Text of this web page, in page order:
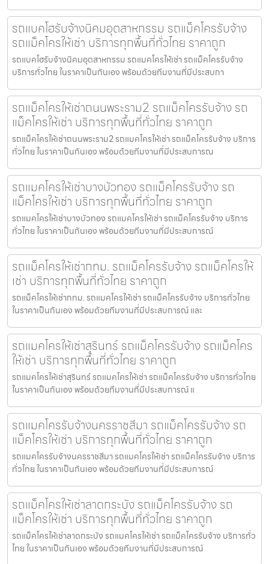
รถแบคโฮรับจ้างนิคมอุตสาหกรรม รถแม็คโครรับจ้าง
รถแม็คโครให้เช่า บริการทุกพื้นที่ทั่วไทย ราคาถูก
รถแบคโฮรับจ้างนิคมอุตสาหกรรม รถแมคโครให้เช่า รถแม็คโครรับจ้าง
บริการทั่วไทย ในราคาเป็นกันเอง พร้อมด้วยทีมงานที่มีประสบกา
รถแม็คโครให้เช่าถนนพระราม2 รถแม็คโครรับจ้าง รถ
แม็คโครให้เช่า บริการทุกพื้นที่ทั่วไทย ราคาถูก
รถแม็คโครให้เช่าถนนพระราม2 รถแมคโครให้เช่า รถแม็คโครรับจ้าง บริการ
ทั่วไทย ในราคาเป็นกันเอง พร้อมด้วยทีมงานที่มีประสบการณ
รถแมคโครให้เช่าบางบัวทอง รถแม็คโครรับจ้าง รถ
แม็คโครให้เช่า บริการทุกพื้นที่ทั่วไทย ราคาถูก
รถแมคโครให้เช่าบางบัวทอง รถแมคโครให้เช่า รถแม็คโครรับจ้าง บริการ
ทั่วไทย ในราคาเป็นกันเอง พร้อมด้วยทีมงานที่มีประสบการณ์
รถแม็คโครให้เช่ากทม. รถแม็คโครรับจ้าง รถแม็คโครให้
เช่า บริการทุกพื้นที่ทั่วไทย ราคาถูก
รถแม็คโครให้เช่ากทม. รถแมคโครให้เช่า รถแม็คโครรับจ้าง บริการทั่วไทย
ในราคาเป็นกันเอง พร้อมด้วยทีมงานที่มีประสบการณ์ และ
รถแมคโครให้เช่าสุรินทร์ รถแม็คโครรับจ้าง รถแม็คโคร
ให้เช่า บริการทุกพื้นที่ทั่วไทย ราคาถูก
รถแมคโครให้เช่าสุรินทร์ รถแมคโครให้เช่า รถแม็คโครรับจ้าง บริการทั่วไทย
ในราคาเป็นกันเอง พร้อมด้วยทีมงานที่มีประสบการณ์ แ
รถแมคโครรับจ้างนครราชสีมา รถแม็คโครรับจ้าง รถ
แม็คโครให้เช่า บริการทุกพื้นที่ทั่วไทย ราคาถูก
รถแมคโครรับจ้างนครราชสีมา รถแมคโครให้เช่า รถแม็คโครรับจ้าง บริการ
ทั่วไทย ในราคาเป็นกันเอง พร้อมด้วยทีมงานที่มีประสบการณ์
รถแม็คโครให้เช่าลาดกระบัง รถแม็คโครรับจ้าง รถ
แม็คโครให้เช่า บริการทุกพื้นที่ทั่วไทย ราคาถูก
รถแม็คโครให้เช่าลาดกระบัง รถแมคโครให้เช่า รถแม็คโครรับจ้าง บริการทั่ว
ไทย ในราคาเป็นกันเอง พร้อมด้วยทีมงานที่มีประสบการณ์